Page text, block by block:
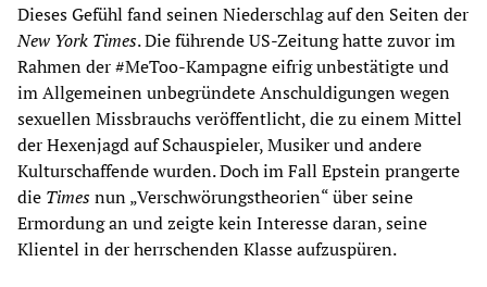
Dieses Gefühl fand seinen Niederschlag auf den Seiten der
New York Times. Die führende US-Zeitung hatte zuvor im
Rahmen der #MeToo-Kampagne eifrig unbestätigte und
im Allgemeinen unbegründete Anschuldigungen wegen
sexuellen Missbrauchs veröffentlicht, die zu einem Mittel
der Hexenjagd auf Schauspieler, Musiker und andere
Kulturschaffende wurden. Doch im Fall Epstein prangerte
die Timesnun „Verschwörungstheorien“ über seine
Ermordung an und zeigte kein Interesse daran, seine
Klientel in der herrschenden Klasse aufzuspüren.